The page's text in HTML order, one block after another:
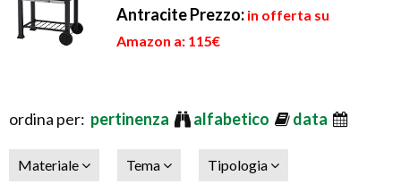
AntracitePrezzo: in offerta su
Amazon a: 115€
ordina per: pertinenza alfabetico data
Materiale Tema Tipologia